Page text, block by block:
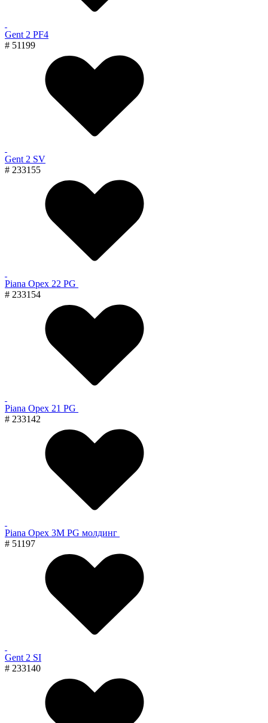
Gent 2 PF4
# 51199
Gent 2 SV
# 233155
Piana Орех 22 PG
# 233154
Piana Орех 21 PG
# 233142
Piana Орех 3M PG молдинг
# 51197
Gent 2 SI
# 233140